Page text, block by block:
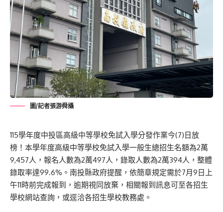
圖/記者張游舜攝
115學年度中投區高級中等學校免試入學分發作業今(7)日放
榜！本學年度高級中等學校免試入學一般生總招生名額為2萬
9,457人，報名人數為2萬497人，錄取人數為2萬394人，整體
錄取率達99.6%。南投縣政府提醒，依簡章規定需於7月9日上
午11時前完成報到，逾期視同放棄，相關報到訊息可至各招生
學校網站查詢，或逕洽各招生學校教務處。